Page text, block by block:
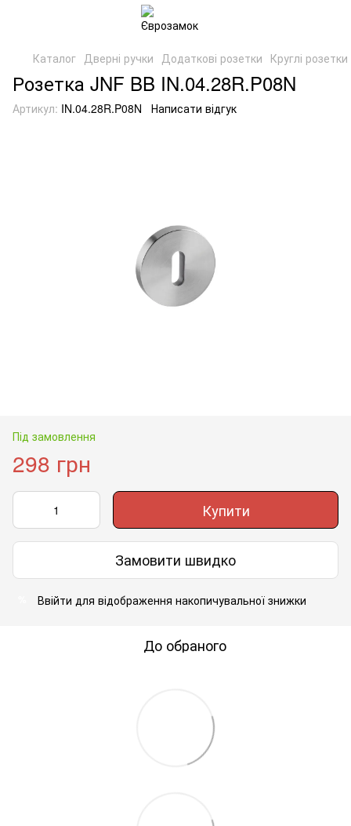
Каталог Дверні ручки Додаткові розетки Круглі розетки
Розетка JNF BB IN.04.28R.P08N
Артикул: IN.04.28R.P08N Написати відгук
Під замовлення
298 грн
Купити
Замовити швидко
Ввійти для відображення накопичувальної знижки
До обраного